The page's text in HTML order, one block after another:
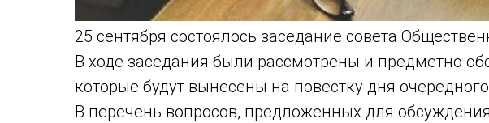
25 сентября состоялось заседание совета
В ходе заседания были рассмотрены и предметно
которые будут вынесены на повестку дня
В перечень вопросов, предложенных для